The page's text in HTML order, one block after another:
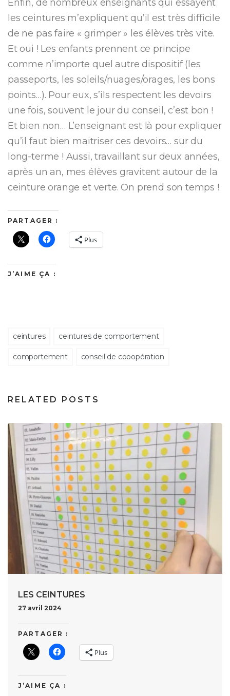
Enfin, de nombreux enseignants qui essayent
les ceintures m’expliquent qu’il est très difficile
de ne pas faire « grimper » les élèves très vite.
Et oui ! Les enfants prennent ce principe
comme n’importe quel autre dispositif (les
passeports, les soleils/nuages/orages, les bons
points…). Pour eux, s’ils respectent les devoirs
une fois, souvent le jour du conseil, c’est bon !
Et bien non… L’enseignant est là pour expliquer
qu’il faut bien maitriser ces devoirs… sur du
long-terme ! Aussi, travaillant sur deux années,
après un an, mes élèves gravitent autour de la
ceinture orange et verte. On prend son temps !
PARTAGER :
Plus
J’AIME ÇA :
ceintures ceintures de comportement
comportement conseil de cooopération
RELATED POSTS
LES CEINTURES
27 avril 2024
PARTAGER :
Plus
J’AIME ÇA :